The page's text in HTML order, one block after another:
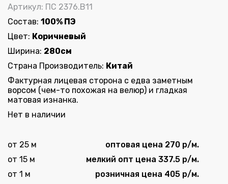
Артикул: ПС 2376.В11
Состав: 100% ПЭ
Цвет: Коричневый
Ширина: 280см
Страна Производитель: Китай
Фактурная лицевая сторона с едва заметным
ворсом (чем-то похожая на велюр) и гладкая
матовая изнанка.
Нет в наличии
от 25 м
оптовая цена 270 р/м.
от 15 м
мелкий опт цена 337.5 р/м.
от 1 м
розничная цена 405 р/м.